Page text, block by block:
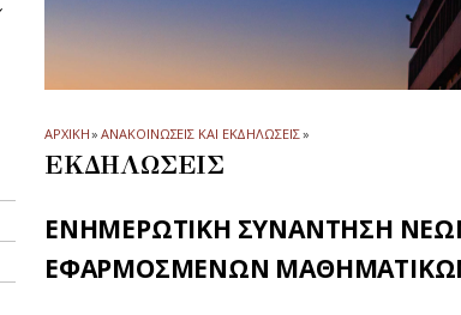
ΑΡΧΙΚΗ» ΑΝΑΚΟΙΝΩΣΕΙΣ ΚΑΙ ΕΚΔΗΛΩΣΕΙΣ»
ΕΚΔΗΛΩΣΕΙΣ
ΕΝΗΜΕΡΩΤΙΚΗ ΣΥΝΑΝΤΗΣΗ
ΕΦΑΡΜΟΣΜΕΝΩΝ